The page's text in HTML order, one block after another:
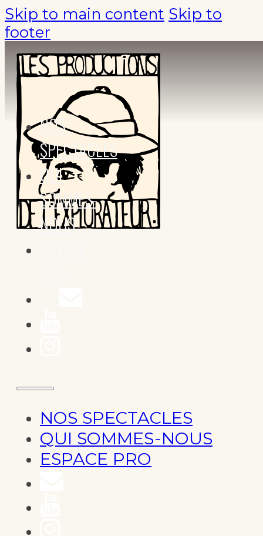
Skip to main content Skip to
footer
NOS
SPECTACLES
QUI
SOMMES-
NOUS
NOS SPECTACLES
QUI SOMMES-NOUS
ESPACE PRO